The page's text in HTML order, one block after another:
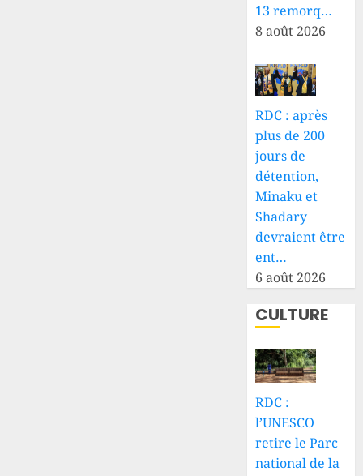
13 remorq…
8 août 2026
RDC : après
plus de 200
jours de
détention,
Minaku et
Shadary
devraient être
ent…
6 août 2026
CULTURE
RDC :
l’UNESCO
retire le Parc
national de la